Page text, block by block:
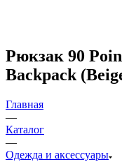
Рюкзак 90
Backpack
Главная
—
Каталог
—
Одежда и аксессуары